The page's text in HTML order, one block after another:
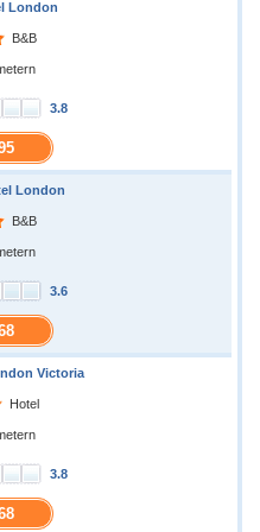
London
B&B
3.8
London
B&B
3.6
Victoria
Hotel
3.8